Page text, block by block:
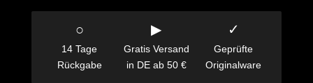
95,94 €
○
14 Tage
Rückgabe
▶
Gratis Versand
in DE ab 50 €
✓
Geprüfte
Originalware